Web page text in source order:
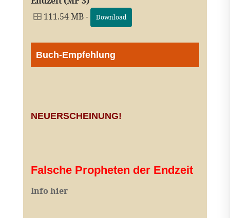
111.54 MB -
Download
Buch-Empfehlung
NEUERSCHEINUNG!
Falsche Propheten der Endzeit
Info hier